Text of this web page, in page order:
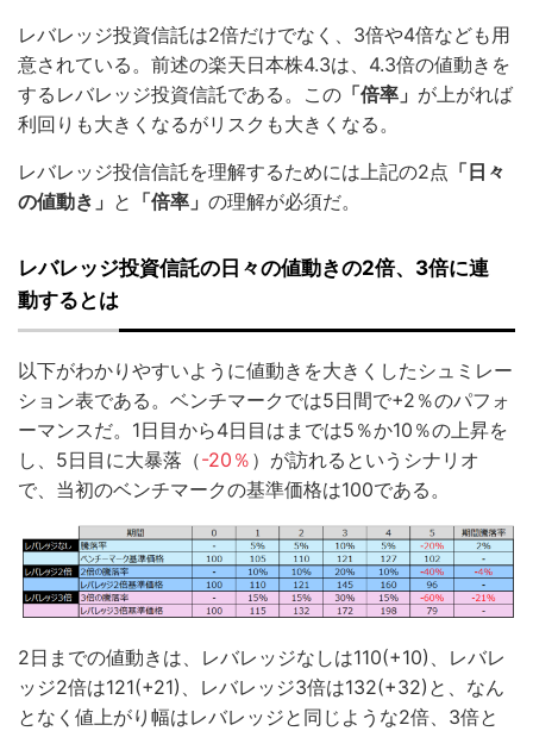
レバレッジ投資信託は2倍だけでなく、3倍や4倍なども用
意されている。前述の楽天日本株4.3は、4.3倍の値動きを
するレバレッジ投資信託である。この 「倍率」 が上がれば
利回りも大きくなるがリスクも大きくなる。
レバレッジ投信信託を理解するためには上記の2点 「日々
の値動き」 と 「倍率」 の理解が必須だ。
レバレッジ投資信託の日々の値動きの2倍、3倍に連
動するとは
以下がわかりやすいように値動きを大きくしたシュミレー
ション表である。ベンチマークでは5日間で+2％のパフォ
ーマンスだ。1日目から4日目はまでは5％か10％の上昇を
し、5日目に大暴落（-20％ ）が訪れるというシナリオ
で、当初のベンチマークの基準価格は100である。
2日までの値動きは、レバレッジなしは110(+10)、レバレ
ッジ2倍は121(+21)、レバレッジ3倍は132(+32)と、なん
となく値上がり幅はレバレッジと同じような2倍、3倍と